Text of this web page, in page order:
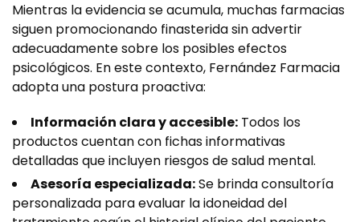
Mientras la evidencia se acumula, muchas farmacias
siguen promocionando finasterida sin advertir
adecuadamente sobre los posibles efectos
psicológicos. En este contexto, Fernández Farmacia
adopta una postura proactiva:
Información clara y accesible: Todos los
productos cuentan con fichas informativas
detalladas que incluyen riesgos de salud mental.
Asesoría especializada:Se brinda consultoría
personalizada para evaluar la idoneidad del